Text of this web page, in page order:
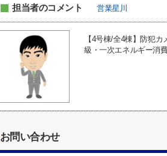
担当者のコメント 営業星川
【4号棟/全4棟】防犯
級・一次エネルギー消
お問い合わせ